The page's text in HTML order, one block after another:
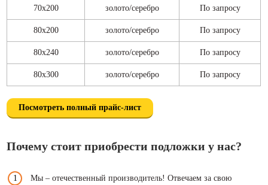
70х200 золото/серебро По запросу
80х200 золото/серебро По запросу
80х240 золото/серебро По запросу
80х300 золото/серебро По запросу
Посмотреть полный прайс-лист
Почему стоит приобрести подложки у нас?
Мы – отечественный производитель! Отвечаем за свою